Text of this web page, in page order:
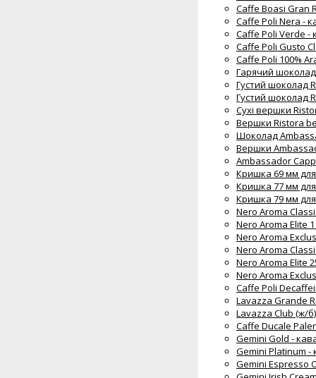
Caffe Boasi Gran
Caffe Poli Nera -
Caffe Poli Verde -
Caffe Poli Gusto
Caffe Poli 100%
Гарячий
Густий шоколад
Густий шоколад
Сухі вершки
Вершки Ristora
Шоколад
Вершки
Ambassador
Кришка 69 мм для
Кришка 77 мм для
Кришка 79 мм для
Nero Aroma
Nero Aroma Elite
Nero Aroma
Nero Aroma
Nero Aroma Elite
Nero Aroma
Caffe Poli
Lavazza Grande
Lavazza Club (ж/
Caffe Ducale
Gemini Gold -
Gemini Platinum -
Gemini Espresso